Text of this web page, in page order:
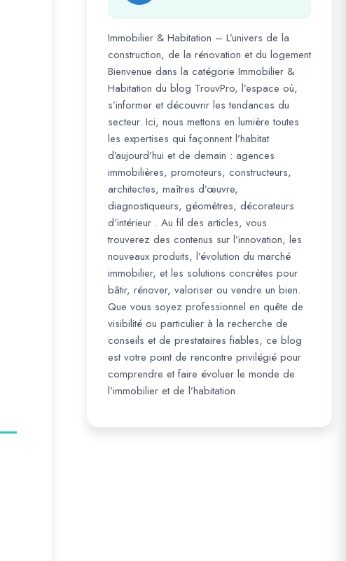
Immobilier & Habitation – L’univers de la
construction, de la rénovation et du logement
Bienvenue dans la catégorie Immobilier &
Habitation du blog TrouvPro, l’espace où,
s’informer et découvrir les tendances du
secteur. Ici, nous mettons en lumière toutes
les expertises qui façonnent l’habitat
d’aujourd’hui et de demain : agences
immobilières, promoteurs, constructeurs,
architectes, maîtres d’œuvre,
diagnostiqueurs, géomètres, décorateurs
d’intérieur . Au fil des articles, vous
trouverez des contenus sur l’innovation, les
nouveaux produits, l’évolution du marché
immobilier, et les solutions concrètes pour
bâtir, rénover, valoriser ou vendre un bien.
Que vous soyez professionnel en quête de
visibilité ou particulier à la recherche de
conseils et de prestataires fiables, ce blog
est votre point de rencontre privilégié pour
comprendre et faire évoluer le monde de
l’immobilier et de l’habitation.